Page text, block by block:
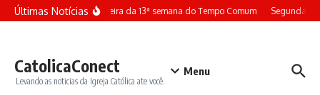
Ir para o conteúdo
Últimas NotíciasTerça-feira da 13ª semana do Tempo Comum Segunda-
CatolicaConect
Levando as noticias da Igreja Católica ate você.
Menu